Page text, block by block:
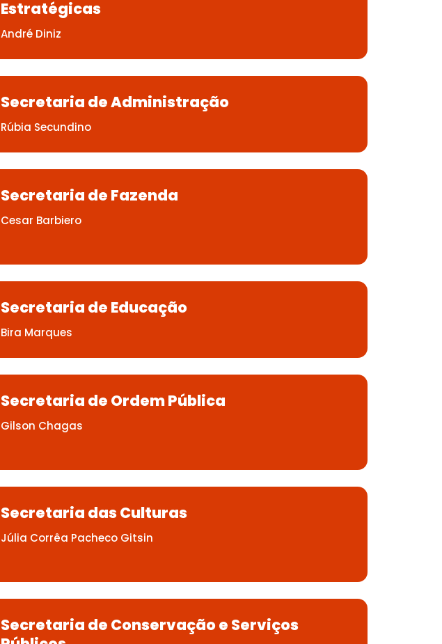
Estratégicas
André Diniz
Secretaria de Administração
Rúbia Secundino
Secretaria de Fazenda
Cesar Barbiero
Secretaria de Educação
Bira Marques
Secretaria de Ordem Pública
Gilson Chagas
Secretaria das Culturas
Júlia Corrêa Pacheco Gitsin
Secretaria de Conservação e Serviços